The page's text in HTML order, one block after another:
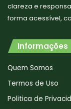
clareza e
forma acessível,
Informações
Quem Somos
Termos de Uso
Politica de